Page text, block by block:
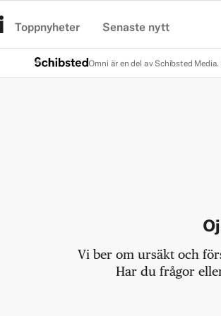
Toppnyheter Senaste nytt
Omni är en del av Schibsted Media.
Vi ber om ursäkt och
Har du frågor